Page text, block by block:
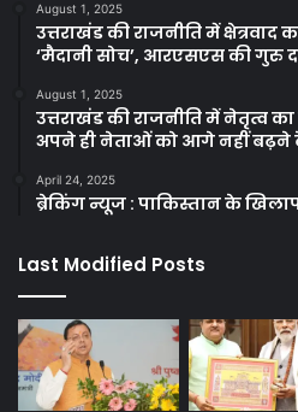
August 1, 2025
उत्तराखंड की राजनीति में क्षेत्रवाद
‘मैदानी सोच’, आरएसएस की गुरु
August 1, 2025
उत्तराखंड की राजनीति में नेतृत्व
अपने ही नेताओं को आगे नहीं बढ़ने
April 24, 2025
ब्रेकिंग न्यूज : पाकिस्तान के
Last Modified Posts